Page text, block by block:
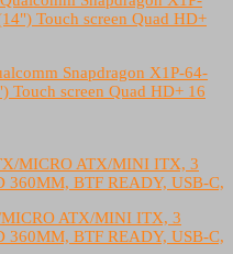
Snapdragon X1P-64-
Touch screen Quad HD+ 16
ATX/MINI ITX, 3
360MM, BTF READY, USB-C,